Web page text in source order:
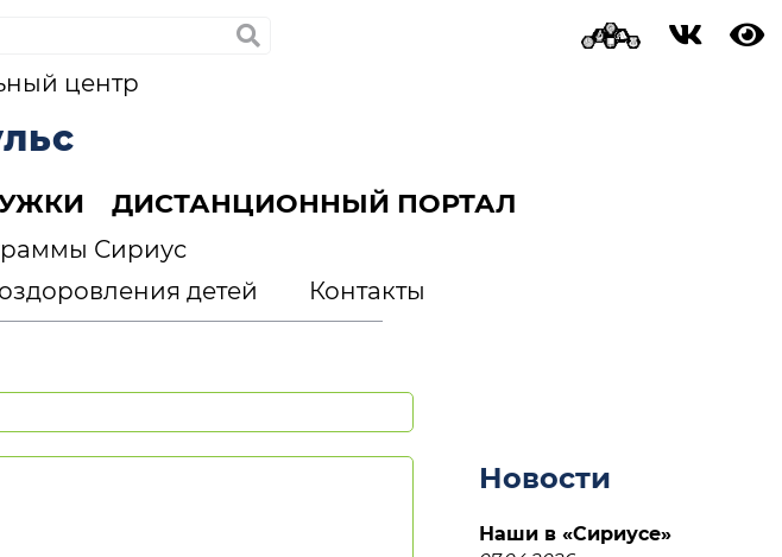
центр
Сириус
детей
Контакты
ДИСТАНЦИОННЫЙ ПОРТАЛ
Новости
Наши в «Сириусе»